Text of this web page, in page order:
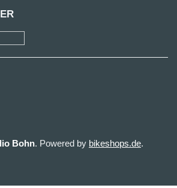
Bohn. Powered by bikeshops.de.